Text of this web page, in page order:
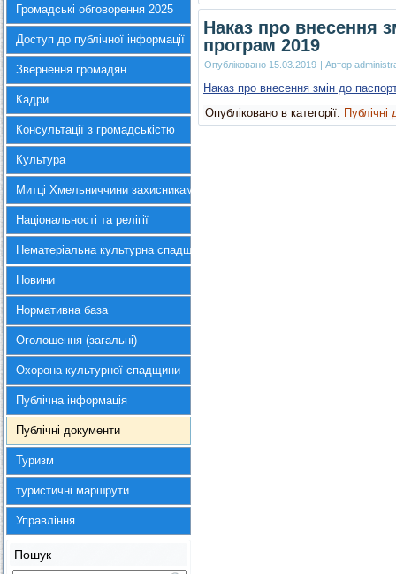
Громадські обговорення 2025
Доступ до публічної інформації
Звернення громадян
Кадри
Консультації з громадськістю
Культура
Митці Хмельниччини захисникам України
Національності та релігії
Нематеріальна культурна спадщина
Новини
Нормативна база
Оголошення (загальні)
Охорона культурної спадщини
Публічна інформація
Публічні документи
Туризм
туристичні маршрути
Управління
Пошук
Наказ про внесення
програм 2019
Опубліковано 15.03.2019 | Автор
Наказ про внесення змін до
Опубліковано в категорії: Публічні